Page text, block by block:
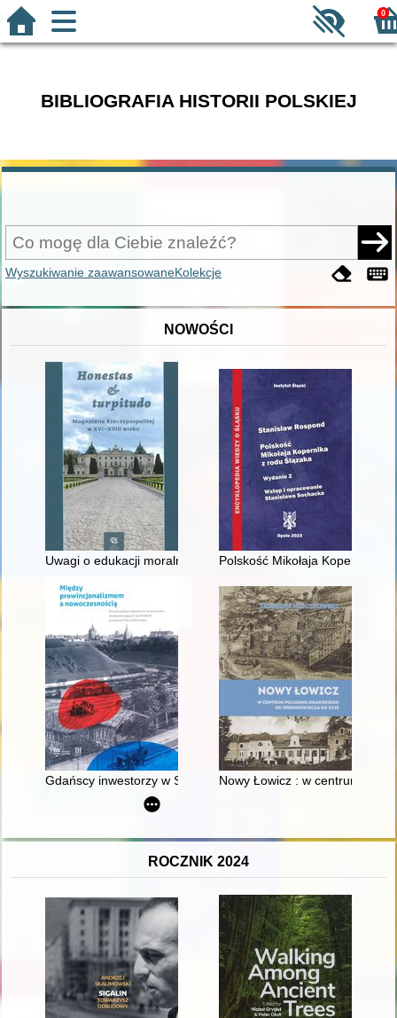
0
BIBLIOGRAFIA HISTORII POLSKIEJ
Wyszukiwanie zaawansowaneKolekcje
NOWOŚCI
Uwagi o edukacji moralnej synów szlacheckich w XVI-
Polskość Mikołaja Kopernika z
Gdańscy inwestorzy w Sopocie : prestiż finansowy i
Nowy Łowicz : w centrum
ROCZNIK 2024